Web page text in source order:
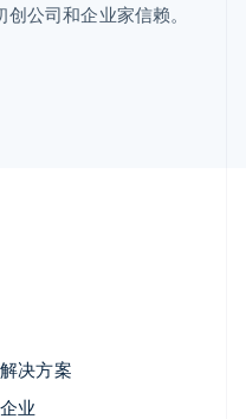
公司和企业家信赖。
解决方案
企业